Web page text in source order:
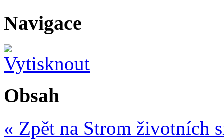
Navigace
Obsah
« Zpět na Strom životních